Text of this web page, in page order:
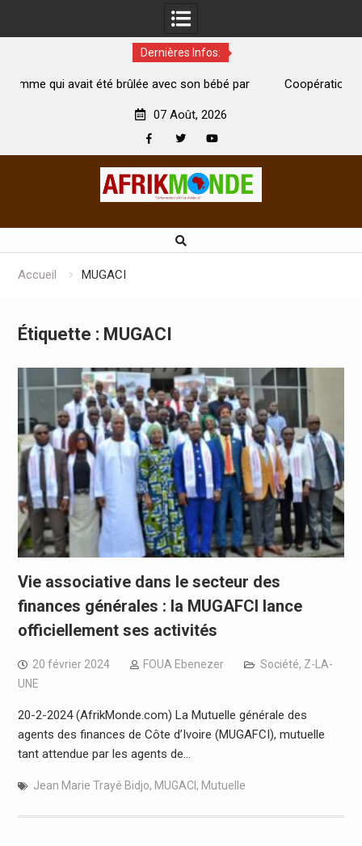
Dernières Infos:
avec son bébé par
Coopération: Le ministre Indien Kirti
07 Août, 2026
Accueil MUGACI
Étiquette : MUGACI
Vie associative dans le secteur des
finances générales : la MUGAFCI lance
officiellement ses activités
20 février 2024 FOUA Ebenezer Société, Z-LA-
UNE
20-2-2024 (AfrikMonde.com) La Mutuelle générale des
agents des finances de Côte d’Ivoire (MUGAFCI), mutuelle
tant attendue par les agents de…
Jean Marie Trayé Bidjo, MUGACI , Mutuelle